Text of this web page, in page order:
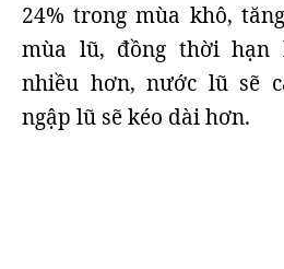
24% trong mùa khô,
mùa lũ, đồng thời hạn
nhiều hơn, nước lũ sẽ
ngập lũ sẽ kéo dài hơn.